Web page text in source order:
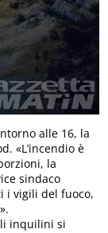
alle 16, la
«L’incendio è
la
sindaco
i vigili del fuoco,
inquilini si